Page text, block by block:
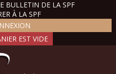
BULLETIN DE LA SPF
À LA SPF